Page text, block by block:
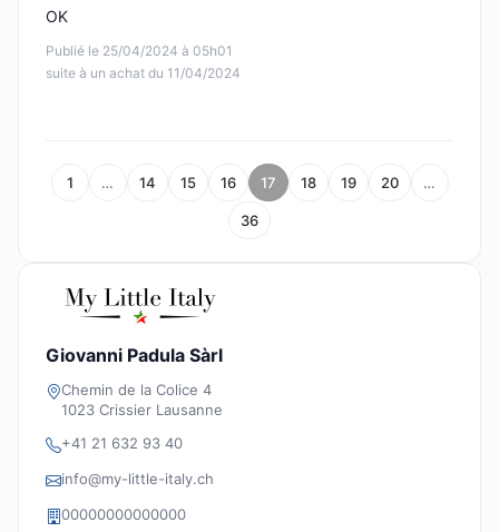
Publié le 25/04/2024 à 05h01
suite à un achat du 11/04/2024
OK
1 … 14 15 16 17 18 19 20 …
36
Giovanni Padula Sàrl
Chemin de la Colice 4
1023 Crissier Lausanne
+41 21 632 93 40
info@my-little-italy.ch
00000000000000